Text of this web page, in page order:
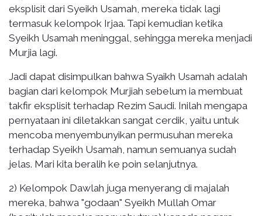
eksplisit dari Syeikh Usamah, mereka tidak lagi
termasuk kelompok Irjaa. Tapi kemudian ketika
Syeikh Usamah meninggal, sehingga mereka menjadi
Murjia lagi.
Jadi dapat disimpulkan bahwa Syaikh Usamah adalah
bagian dari kelompok Murjiah sebelum ia membuat
takfir eksplisit terhadap Rezim Saudi. Inilah mengapa
pernyataan ini diletakkan sangat cerdik, yaitu untuk
mencoba menyembunyikan permusuhan mereka
terhadap Syeikh Usamah, namun semuanya sudah
jelas. Mari kita beralih ke poin selanjutnya.
2) Kelompok Dawlah juga menyerang di majalah
mereka, bahwa "godaan" Syeikh Mullah Omar